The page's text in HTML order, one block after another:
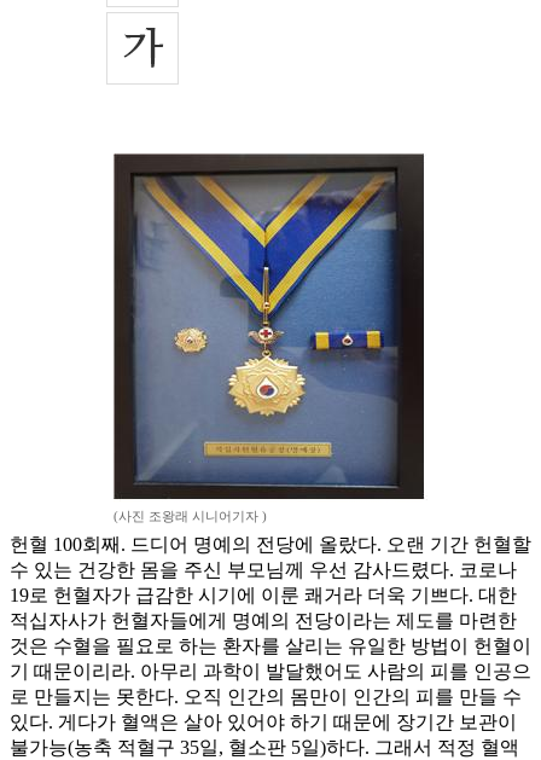
(사진 조왕래 시니어기자 )
헌혈 100회째. 드디어 명예의 전당에 올랐다. 오랜 기간 헌혈할
수 있는 건강한 몸을 주신 부모님께 우선 감사드렸다. 코로나
19로 헌혈자가 급감한 시기에 이룬 쾌거라 더욱 기쁘다. 대한
적십자사가 헌혈자들에게 명예의 전당이라는 제도를 마련한
것은 수혈을 필요로 하는 환자를 살리는 유일한 방법이 헌혈이
기 때문이리라. 아무리 과학이 발달했어도 사람의 피를 인공으
로 만들지는 못한다. 오직 인간의 몸만이 인간의 피를 만들 수
있다. 게다가 혈액은 살아 있어야 하기 때문에 장기간 보관이
불가능(농축 적혈구 35일, 혈소판 5일)하다. 그래서 적정 혈액